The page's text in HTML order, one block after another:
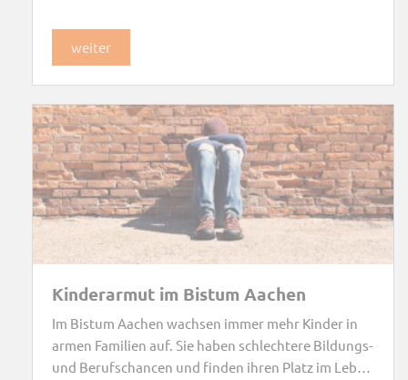
weiter
Kinderarmut im Bistum Aachen
Im Bistum Aachen wachsen immer mehr Kinder in
armen Familien auf. Sie haben schlechtere Bildungs-
und Berufschancen und finden ihren Platz im Leben